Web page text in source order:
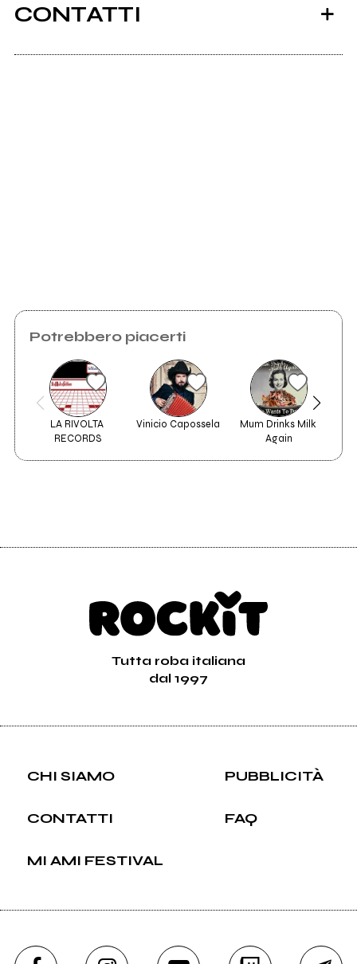
2010
CONTATTI
Potrebbero piacerti
LA RIVOLTA
RECORDS
Vinicio Capossela
Mum Drinks Milk
Again
Tutta roba italiana
dal 1997
CHI SIAMO PUBBLICITÀ
CONTATTI FAQ
MI AMI FESTIVAL